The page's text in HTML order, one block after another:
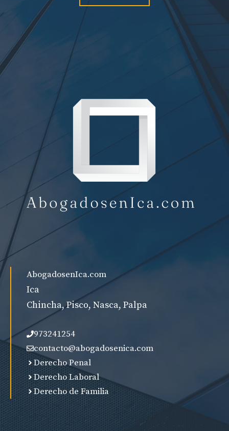
AbogadosenIca.com
Ica
Chincha, Pisco, Nasca, Palpa
973241254
contacto@abogadosenica.com
Derecho Penal
Derecho Laboral
Derecho de Familia